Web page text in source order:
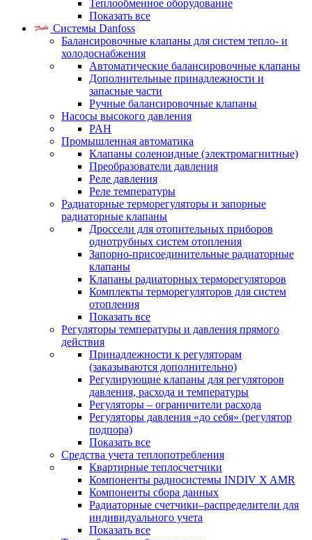
Теплообменное оборудование
Показать все
Системы Danfoss
Балансировочные клапаны для систем тепло- и
холодоснабжения
Автоматические балансировочные клапаны
Дополнительные принадлежности и
запасные части
Ручные балансировочные клапаны
Насосы высокого давления
PAH
Промышленная автоматика
Клапаны соленоидные (электромагнитные)
Преобразователи давления
Реле давления
Реле температуры
Радиаторные терморегуляторы и запорные
радиаторные клапаны
Дроссели для отопительных приборов
однотрубных систем отопления
Запорно-присоединительные радиаторные
клапаны
Клапаны радиаторных терморегуляторов
Комплекты терморегуляторов для систем
отопления
Показать все
Регуляторы температуры и давления прямого
действия
Принадлежности к регуляторам
(заказываются дополнительно)
Регулирующие клапаны для регуляторов
давления, расхода и температуры
Регуляторы – ограничители расхода
Регуляторы давления «до себя» (регулятор
подпора)
Показать все
Средства учета теплопотребления
Квартирные теплосчетчики
Компоненты радиосистемы INDIV X AMR
Компоненты сбора данных
Радиаторные счетчики–распределители для
индивидуального учета
Показать все